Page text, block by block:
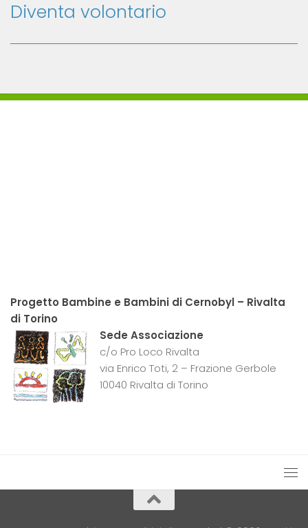
Diventa volontario
Progetto Bambine e Bambini di Cernobyl – Rivalta
di Torino
Sede Associazione
c/o Pro Loco Rivalta
via Enrico Toti, 2 – Frazione Gerbole
10040 Rivalta di Torino